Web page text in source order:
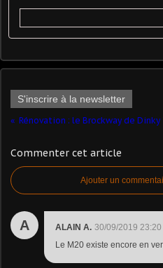
S'inscrire à la newsletter
Commenter cet article
Ajouter un
A ALAIN A. 30/09/2019 23:20
Le M20 existe encore en